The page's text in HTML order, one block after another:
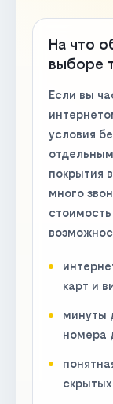
На что
выборе
Если вы
условия
покрытия
много
карт и
минуты
номера